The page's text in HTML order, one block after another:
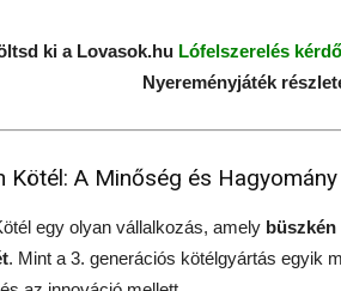
ki a Lovasok.hu Lófelszerelés
Nyereményjáték
Kötél: A Minőség és
egy olyan vállalkozás, amely
. Mint a 3. generációs kötélgyártás egyik